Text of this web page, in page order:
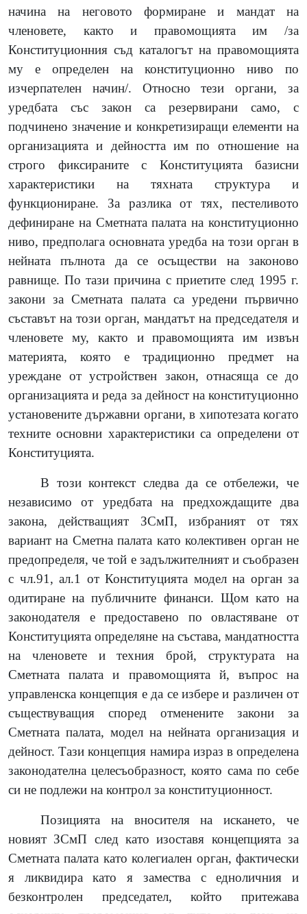
начина на неговото формиране и мандат на
членовете, както и правомощията им /за
Конституционния съд каталогът на правомощията
му е определен на конституционно ниво по
изчерпателен начин/. Относно тези органи, за
уредбата със закон са резервирани само, с
подчинено значение и конкретизиращи елементи на
организацията и дейността им по отношение на
строго фиксираните с Конституцията базисни
характеристики на тяхната структура и
функциониране. За разлика от тях, пестеливото
дефиниране на Сметната палата на конституционно
ниво, предполага основната уредба на този орган в
нейната пълнота да се осъществи на законово
равнище. По тази причина с приетите след 1995 г.
закони за Сметната палата са уредени първично
съставът на този орган, мандатът на председателя и
членовете му, както и правомощията им извън
материята, която е традиционно предмет на
уреждане от устройствен закон, отнасяща се до
организацията и реда за дейност на конституционно
установените държавни органи, в хипотезата когато
техните основни характеристики са определени от
Конституцията.
В този контекст следва да се отбележи, че
независимо от уредбата на предхождащите два
закона, действащият ЗСмП, избраният от тях
вариант на Сметна палата като колективен орган не
предопределя, че той е задължителният и съобразен
с чл.91, ал.1 от Конституцията модел на орган за
одитиране на публичните финанси. Щом като на
законодателя е предоставено по овластяване от
Конституцията определяне на състава, мандатността
на членовете и техния брой, структурата на
Сметната палата и правомощията й, въпрос на
управленска концепция е да се избере и различен от
съществуващия според отменените закони за
Сметната палата, модел на нейната организация и
дейност. Тази концепция намира израз в определена
законодателна целесъобразност, която сама по себе
си не подлежи на контрол за конституционност.
Позицията на вносителя на искането, че
новият ЗСмП след като изоставя концепцията за
Сметната палата като колегиален орган, фактически
я ликвидира като я замества с едноличния и
безконтролен председател, който притежава